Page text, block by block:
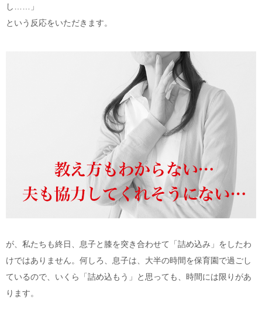
し……」
という反応をいただきます。
が、私たちも終日、息子と膝を突き合わせて「詰め込み」をしたわ
けではありません。何しろ、息子は、大半の時間を保育園で過ごし
ているので、いくら「詰め込もう」と思っても、時間には限りがあ
ります。